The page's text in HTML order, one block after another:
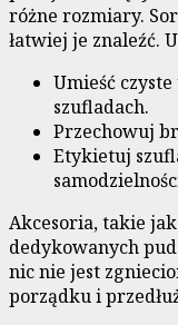
różne rozmiary.
łatwiej je znaleźć.
Umieść
szufladach.
Przechowuj
Etykietuj
Akcesoria, takie
dedykowanych
nic nie jest
porządku i